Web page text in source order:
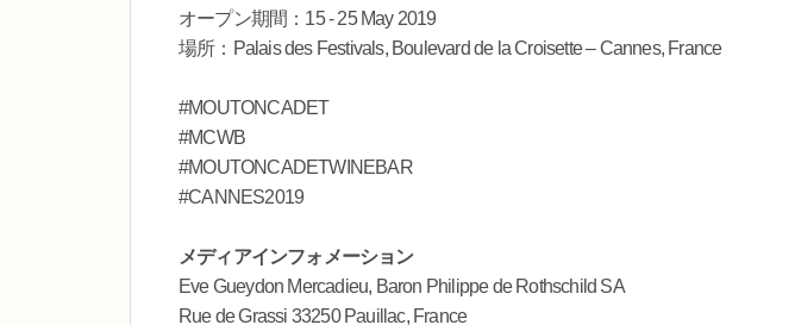
オープン期間：15 - 25 May 2019
場所：Palais des Festivals, Boulevard de la Croisette – Cannes, France
#MOUTONCADET
#MCWB
#MOUTONCADETWINEBAR
#CANNES2019
メディアインフォメーション
Eve Gueydon Mercadieu, Baron Philippe de Rothschild SA
Rue de Grassi 33250 Pauillac, France